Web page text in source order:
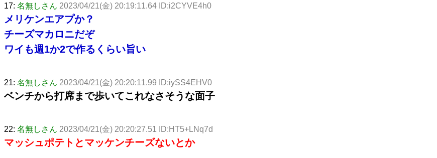
17: 名無しさん 2023/04/21(金) 20:19:11.64 ID:i2CYVE4h0
メリケンエアプか？
チーズマカロニだぞ
ワイも週1か2で作るくらい旨い
21: 名無しさん 2023/04/21(金) 20:20:11.99 ID:iySS4EHV0
ベンチから打席まで歩いてこれなさそうな面子
22: 名無しさん 2023/04/21(金) 20:20:27.51 ID:HT5+LNq7d
マッシュポテトとマッケンチーズないとか